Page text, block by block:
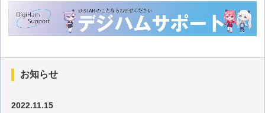
2025年10月の出題
2025年9月の出題
お知らせ
2022.11.15